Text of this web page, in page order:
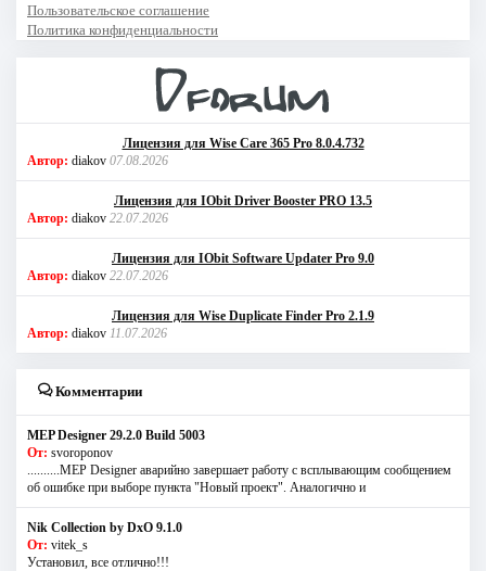
Пользовательское соглашение
Политика конфиденциальности
Лицензия для Wise Care 365 Pro 8.0.4.732
Автор: diakov 07.08.2026
Лицензия для IObit Driver Booster PRO 13.5
Автор: diakov 22.07.2026
Лицензия для IObit Software Updater Pro 9.0
Автор: diakov 22.07.2026
Лицензия для Wise Duplicate Finder Pro 2.1.9
Автор: diakov 11.07.2026
Комментарии
MEP Designer 29.2.0 Build 5003
От: svoroponov
..........MEP Designer аварийно завершает работу с всплывающим сообщением
об ошибке при выборе пункта "Новый проект". Аналогично и
Nik Collection by DxO 9.1.0
От: vitek_s
Установил, все отлично!!!